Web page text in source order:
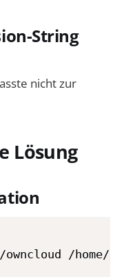
String
nicht zur
Lösung
/home/